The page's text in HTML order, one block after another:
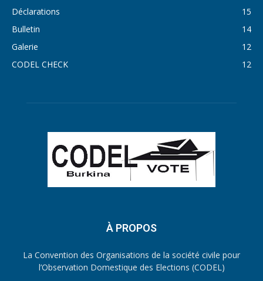
Déclarations
15
Bulletin
14
Galerie
12
CODEL CHECK
12
À PROPOS
La Convention des Organisations de la société civile pour
l’Observation Domestique des Elections (CODEL)